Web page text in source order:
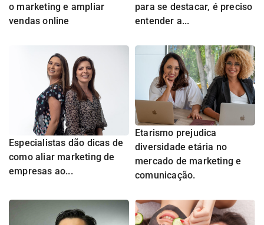
o marketing e ampliar
vendas online
para se destacar, é preciso
entender a...
Especialistas dão dicas de
como aliar marketing de
empresas ao...
Etarismo prejudica
diversidade etária no
mercado de marketing e
comunicação.